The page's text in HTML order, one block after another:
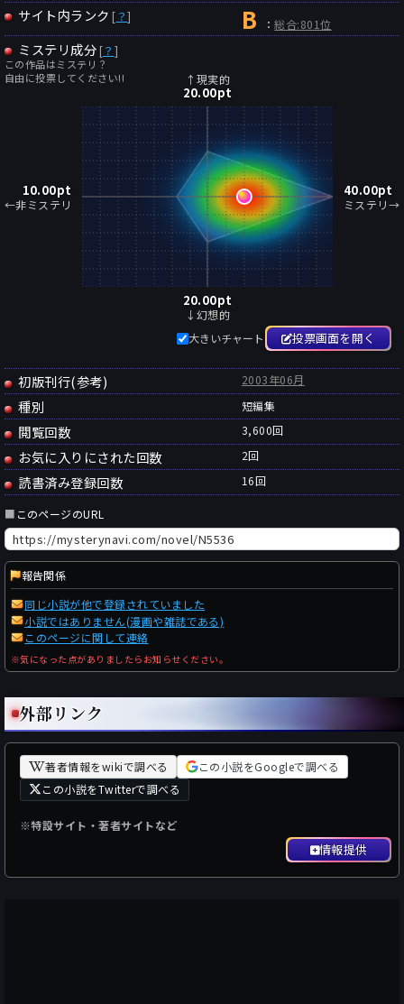
サイト内ランク [ ？] B ：総合:801位
ミステリ成分 [？ ]
この作品はミステリ？
自由に投票してください!!
↑現実的
20.00pt
10.00pt
←非ミステリ
40.00pt
ミステリ→
20.00pt
↓幻想的
大きいチャート
投票画面を開く
初版刊行(参考) 2003年06月
種別 短編集
閲覧回数 3,600回
お気に入りにされた回数 2回
読書済み登録回数 16回
■ このページのURL
報告関係
同じ小説が他で登録されていました
小説ではありません(漫画や雑誌である)
このページに関して連絡
※気になった点がありましたらお知らせください。
外部リンク
著者情報をwikiで調べる
この小説をGoogleで調べる
この小説をTwitterで調べる
※特設サイト・著者サイトなど
情報提供